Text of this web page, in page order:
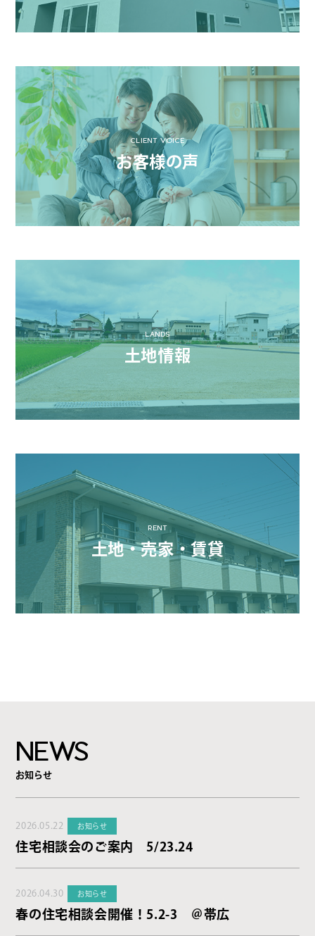
CLIENT VOICE
お客様の声
LANDS
土地情報
RENT
土地・売家・賃貸
NEWS
お知らせ
2026.05.22 お知らせ
住宅相談会のご案内 5/23.24
2026.04.30 お知らせ
春の住宅相談会開催！5.2-3 ＠帯広